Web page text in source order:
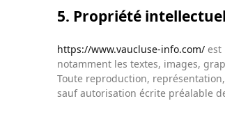
5. Propriété
https://www.vaucluse-info.com/ est
notamment les textes, images,
Toute reproduction,
sauf autorisation écrite préalable